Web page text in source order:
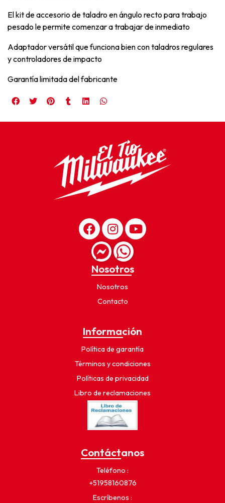
El kit de accesorio de taladro en ángulo recto para trabajo
pesado le permite comenzar a trabajar de inmediato
Adaptador versátil que funciona bien con taladros regulares
y controladores de impacto
Garantía limitada del fabricante
Nosotros
Nosotros
Contacto
Información
Política de garantía
Términos y condiciones
Políticas de privacidad
Libro de reclamaciones
Contáctanos
Teléfono
+51958160876
Escríbenos